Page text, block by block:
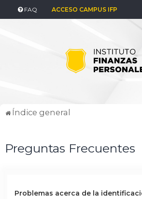
FAQ ACCESO CAMPUS IFP
Índice general
Preguntas Frecuentes
Problemas acerca de la